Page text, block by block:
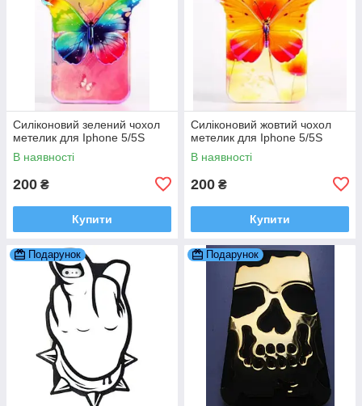
Силіконовий зелений чохол
метелик для Iphone 5/5S
В наявності
200 ₴
Купити
Силіконовий жовтий чохол
метелик для Iphone 5/5S
В наявності
200 ₴
Купити
Подарунок Подарунок